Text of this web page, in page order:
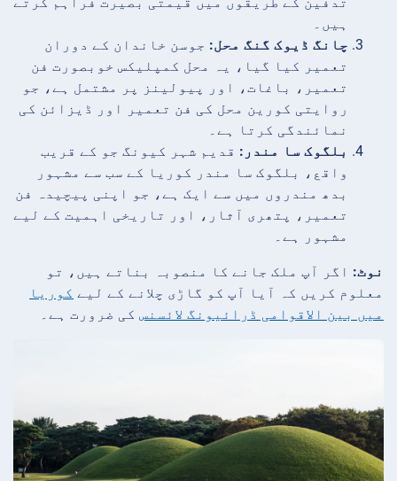
ہیں۔
چانگ ڈیوک گنگ محل: جوسن خاندان کے دوران
تعمیر کیا گیا، یہ محل کمپلیکس خوبصورت فن
تعمیر، باغات، اور پیولینز پر مشتمل ہے، جو
روایتی کورین محل کی فن تعمیر اور ڈیزائن کی
نمائندگی کرتا ہے۔
بلگوک سا مندر: قدیم شہر کیونگ جو کے قریب
واقع، بلگوک سا مندر کوریا کے سب سے مشہور
بدھ مندروں میں سے ایک ہے، جو اپنی پیچیدہ فن
تعمیر، پتھری آثار، اور تاریخی اہمیت کے لیے
مشہور ہے۔
نوٹ: اگر آپ ملک جانے کا منصوبہ بناتے ہیں، تو
معلوم کریں کہ آیا آپ کو گاڑی چلانے کے لیے کوریا
میں بین الاقوامی ڈرائیونگ لائسنس کی ضرورت ہے۔